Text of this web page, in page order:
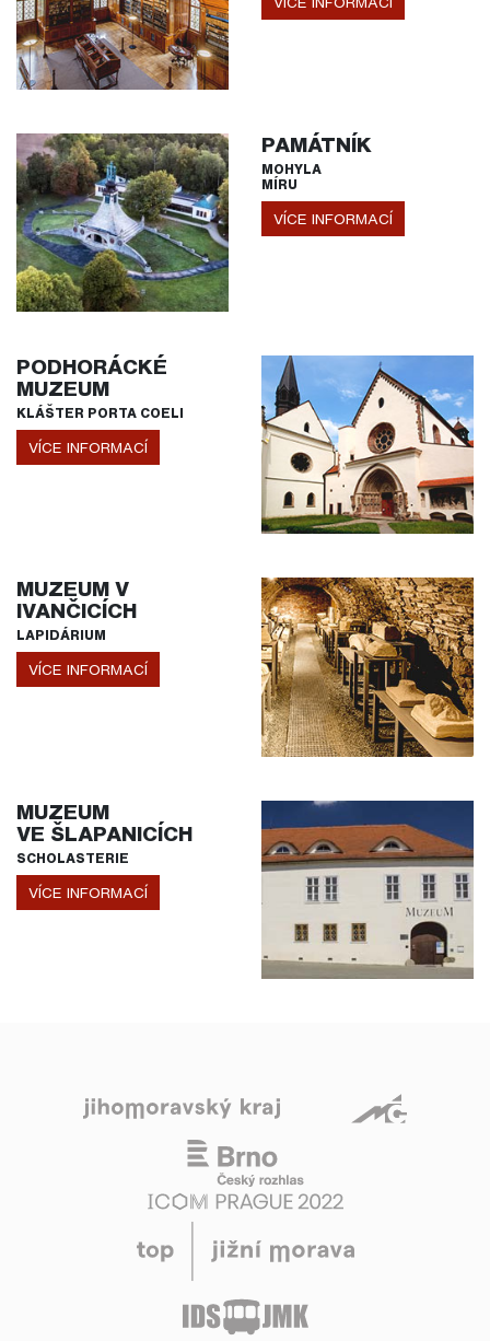
PAMÁTNÍK
MOHYLA
MÍRU
VÍCE INFORMACÍ
PODHORÁCKÉ
MUZEUM
KLÁŠTER PORTA COELI
VÍCE INFORMACÍ
MUZEUM V
IVANČICÍCH
LAPIDÁRIUM
VÍCE INFORMACÍ
MUZEUM
VE ŠLAPANICÍCH
SCHOLASTERIE
VÍCE INFORMACÍ